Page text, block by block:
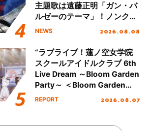
主題歌は遠藤正明「ガン・バ
ルゼーのテーマ」！ノンクレ
ジットエンディング映像も公
NEWS 2026.08.08
“ラブライブ！蓮ノ空女学院
スクールアイドルクラブ 6th
Live Dream ～Bloom Garden
Party～ ＜Bloom Garden
Party Stage／埼玉公演＞”
REPORT 2026.08.07